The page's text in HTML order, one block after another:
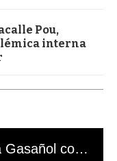
Pou,
interna
El mal momento de Yanina Gasañol con un hincha argentino en "Subrayado"